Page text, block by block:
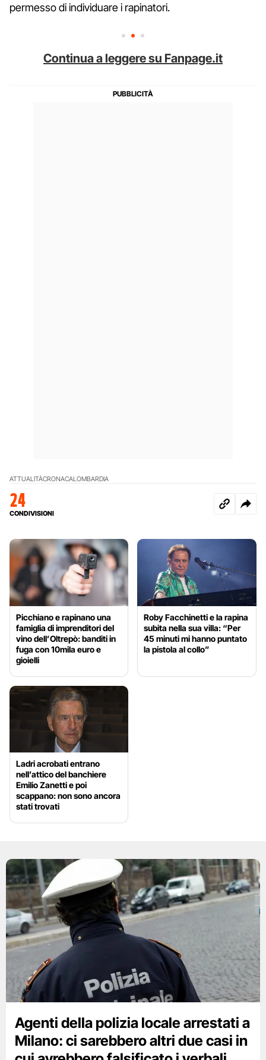
permesso di individuare i rapinatori.
Continua a leggere su Fanpage.it
ATTUALITÀCRONACALOMBARDIA
24
CONDIVISIONI
Picchiano e rapinano una
famiglia di imprenditori del
vino dell’Oltrepò: banditi in
fuga con 10mila euro e
gioielli
Roby Facchinetti e la rapina
subita nella sua villa: “Per
45 minuti mi hanno puntato
la pistola al collo”
Ladri acrobati entrano
nell’attico del banchiere
Emilio Zanetti e poi
scappano: non sono ancora
stati trovati
Agenti della polizia locale arrestati a
Milano: ci sarebbero altri due casi in